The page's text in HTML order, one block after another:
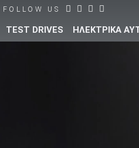
FOLLOW US
TEST DRIVES ΗΛΕΚΤΡΙΚΑ